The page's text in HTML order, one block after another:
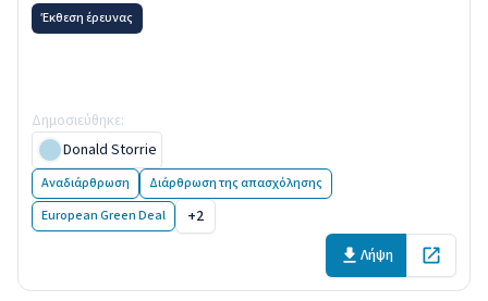
Έκθεση έρευνας
Δημοσιεύθηκε:
Donald Storrie
Αναδιάρθρωση
Διάρθρωση της απασχόλησης
European Green Deal
+2
Λήψη
Open in